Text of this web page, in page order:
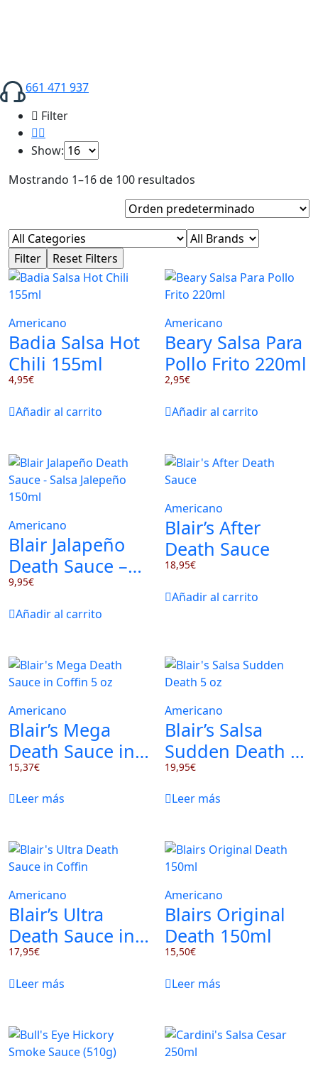
661 471 937
Filter
Show:
Mostrando 1–16 de 100 resultados
Americano
Badia Salsa Hot
Chili 155ml
4,95€
Añadir al carrito
Americano
Beary Salsa Para
Pollo Frito 220ml
2,95€
Añadir al carrito
Americano
Blair Jalapeño
Death Sauce –
Salsa Jalepeño
150ml
9,95€
Añadir al carrito
Americano
Blair’s After
Death Sauce
18,95€
Añadir al carrito
Americano
Blair’s Mega
Death Sauce in
Coffin 5 oz
15,37€
Leer más
Americano
Blair’s Salsa
Sudden Death 5
oz
19,95€
Leer más
Americano
Blair’s Ultra
Death Sauce in
Coffin
17,95€
Leer más
Americano
Blairs Original
Death 150ml
15,50€
Leer más